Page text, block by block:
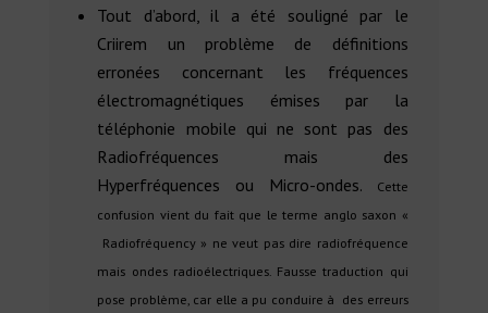
Tout d’abord, il a été souligné par le
Criirem un problème de définitions
erronées concernant les fréquences
électromagnétiques émises par la
téléphonie mobile qui ne sont pas des
Radiofréquences mais des
Hyperfréquences ou Micro-ondes.
Cette
confusion vient du fait que le terme anglo saxon «
Radiofréquency » ne veut pas dire radiofréquence
mais ondes radioélectriques. Fausse traduction qui
pose problème, car elle a pu conduire à des erreurs